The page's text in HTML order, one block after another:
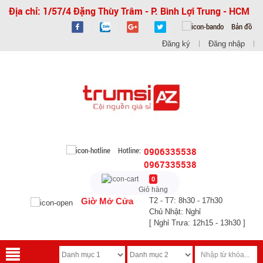
Địa chỉ: 1/57/4 Đặng Thùy Trâm - P. Bình Lợi Trung - HCM
Bản đồ
Đăng ký Đăng nhập
Hotline: 0906335538
0967335538
0
Giỏ hàng
Giờ Mở Cửa
T2 - T7: 8h30 - 17h30
Chủ Nhật: Nghỉ
[ Nghỉ Trưa: 12h15 - 13h30 ]